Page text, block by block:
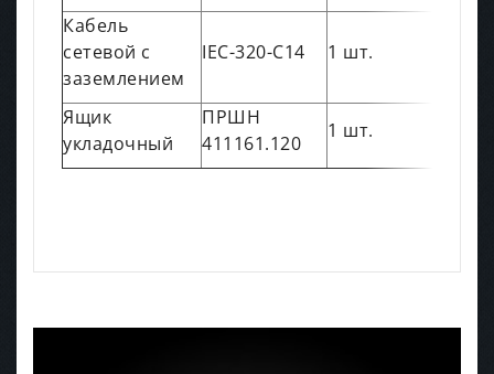
Кабель
сетевой с
заземлением
IEC-320-C14 1 шт.
Ящик
укладочный
ПРШН
411161.120
1 шт.